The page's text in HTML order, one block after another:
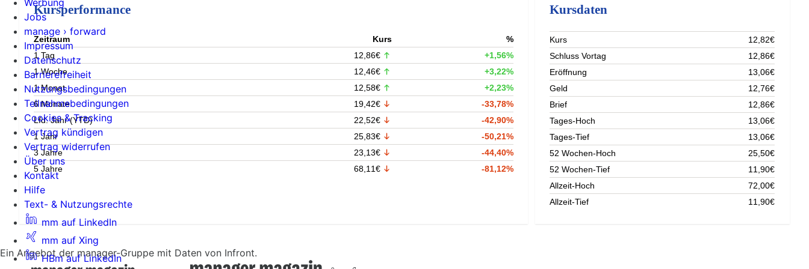
Kursperformance
Zeitraum Kurs
%
1 Tag
12,86€
+1,56%
1 Woche
12,46€
+3,22%
1 Monat
12,58€
+2,23%
6 Monate
19,42€
-33,78%
Lfd. Jahr (YTD)
22,52€
-42,90%
1 Jahr
25,83€
-50,21%
3 Jahre
23,13€
-44,40%
5 Jahre
68,11€ -81,12%
Kursdaten
Kurs
12,82€
Schluss Vortag
12,86€
Eröffnung
13,06€
Geld
12,76€
Brief
12,86€
Tages-Hoch
13,06€
Tages-Tief
13,06€
52 Wochen-Hoch
25,50€
52 Wochen-Tief
11,90€
Allzeit-Hoch
72,00€
Allzeit-Tief
11,90€
Ein Angebot der manager-Gruppe mit Daten von Infront.
Werbung
Jobs
manage › forward
Impressum
Datenschutz
Barrierefreiheit
Nutzungsbedingungen
Teilnahmebedingungen
Cookies & Tracking
Vertrag kündigen
Vertrag widerrufen
Über uns
Kontakt
Hilfe
Text- & Nutzungsrechte
mm auf LinkedIn
mm auf Xing
HBm auf LinkedIn